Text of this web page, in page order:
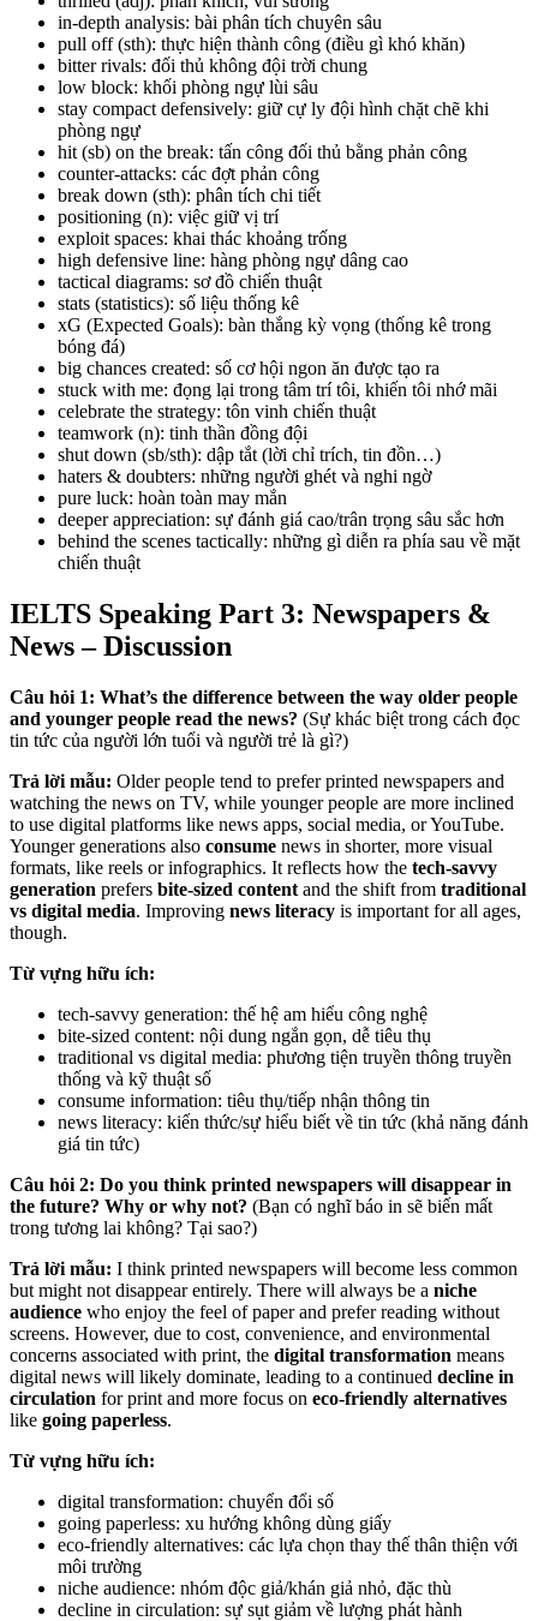
in-depth analysis: bài phân tích chuyên sâu
pull off (sth): thực hiện thành công (điều gì khó khăn)
bitter rivals: đối thủ không đội trời chung
low block: khối phòng ngự lùi sâu
stay compact defensively: giữ cự ly đội hình chặt chẽ khi
phòng ngự
hit (sb) on the break: tấn công đối thủ bằng phản công
counter-attacks: các đợt phản công
break down (sth): phân tích chi tiết
positioning (n): việc giữ vị trí
exploit spaces: khai thác khoảng trống
high defensive line: hàng phòng ngự dâng cao
tactical diagrams: sơ đồ chiến thuật
stats (statistics): số liệu thống kê
xG (Expected Goals): bàn thắng kỳ vọng (thống kê trong
bóng đá)
big chances created: số cơ hội ngon ăn được tạo ra
stuck with me: đọng lại trong tâm trí tôi, khiến tôi nhớ mãi
celebrate the strategy: tôn vinh chiến thuật
teamwork (n): tinh thần đồng đội
shut down (sb/sth): dập tắt (lời chỉ trích, tin đồn…)
haters & doubters: những người ghét và nghi ngờ
pure luck: hoàn toàn may mắn
deeper appreciation: sự đánh giá cao/trân trọng sâu sắc hơn
behind the scenes tactically: những gì diễn ra phía sau về mặt
chiến thuật
IELTS Speaking Part 3: Newspapers &
News – Discussion
Câu hỏi 1: What’s the difference between the way older people
and younger people read the news? (Sự khác biệt trong cách đọc
tin tức của người lớn tuổi và người trẻ là gì?)
Trả lời mẫu: Older people tend to prefer printed newspapers and
watching the news on TV, while younger people are more inclined
to use digital platforms like news apps, social media, or YouTube.
Younger generations also consume news in shorter, more visual
formats, like reels or infographics. It reflects how the tech-savvy
generation prefers bite-sized content and the shift from traditional
vs digital media. Improving news literacy is important for all ages,
though.
Từ vựng hữu ích:
tech-savvy generation: thế hệ am hiểu công nghệ
bite-sized content: nội dung ngắn gọn, dễ tiêu thụ
traditional vs digital media: phương tiện truyền thông truyền
thống và kỹ thuật số
consume information: tiêu thụ/tiếp nhận thông tin
news literacy: kiến thức/sự hiểu biết về tin tức (khả năng đánh
giá tin tức)
Câu hỏi 2: Do you think printed newspapers will disappear in
the future? Why or why not? (Bạn có nghĩ báo in sẽ biến mất
trong tương lai không? Tại sao?)
Trả lời mẫu: I think printed newspapers will become less common
but might not disappear entirely. There will always be a niche
audience who enjoy the feel of paper and prefer reading without
screens. However, due to cost, convenience, and environmental
concerns associated with print, the digital transformation means
digital news will likely dominate, leading to a continued decline in
circulation for print and more focus on eco-friendly alternatives
like going paperless.
Từ vựng hữu ích:
digital transformation: chuyển đổi số
going paperless: xu hướng không dùng giấy
eco-friendly alternatives: các lựa chọn thay thế thân thiện với
môi trường
niche audience: nhóm độc giả/khán giả nhỏ, đặc thù
decline in circulation: sự sụt giảm về lượng phát hành